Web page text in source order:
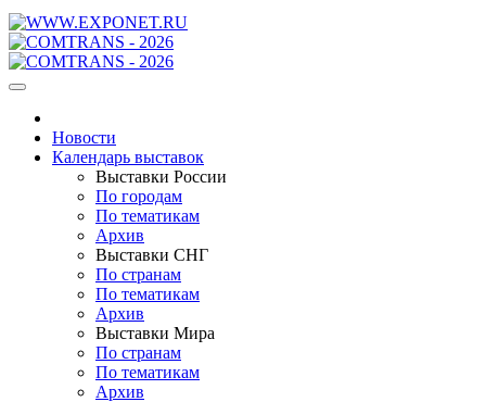
Новости
Календарь выставок
Выставки России
По городам
По тематикам
Архив
Выставки СНГ
По странам
По тематикам
Архив
Выставки Мира
По странам
По тематикам
Архив